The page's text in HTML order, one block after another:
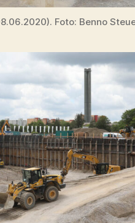
Foto: Benno